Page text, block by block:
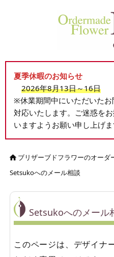
夏季休暇のお知らせ
2026年8月13日～16日
※休業期間中にいただいた
対応いたします。ご迷惑を
いますようお願い申し上げま
ブリザーブドフラワーのオーダ
Setsukoへのメール相談
Setsukoへのメール
このページは、デザイナ